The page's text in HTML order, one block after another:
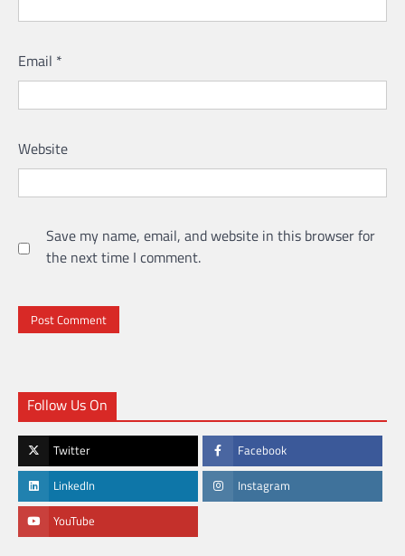
Email *
Website
Save my name, email, and website in this browser for
the next time I comment.
Follow Us On
Twitter Facebook
LinkedIn Instagram
YouTube